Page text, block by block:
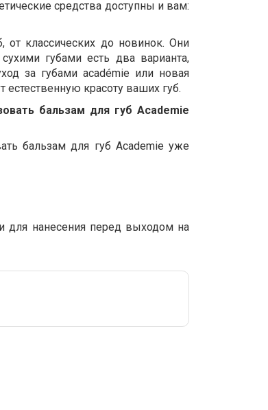
средства доступны и вам:
от классических до новинок. Они
губами есть два варианта,
за губами académie или новая
красоту ваших губ.
бальзам для губ Academie
бальзам для губ Academie уже
для нанесения перед выходом на